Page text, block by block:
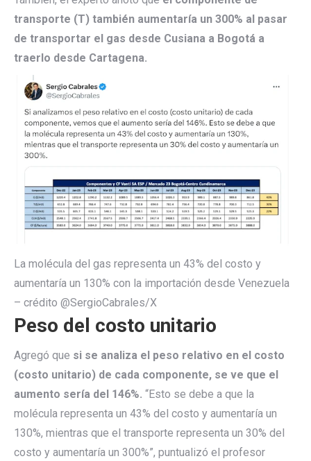
transporte (T) también aumentaría un 300% al pasar
de transportar el gas desde Cusiana a Bogotá a
traerlo desde Cartagena.
La molécula del gas representa un 43% del costo y
aumentaría un 130% con la importación desde Venezuela
– crédito @SergioCabrales/X
Peso del costo unitario
Agregó que si se analiza el peso relativo en el costo
(costo unitario) de cada componente, se ve que el
aumento sería del 146%. “Esto se debe a que la
molécula representa un 43% del costo y aumentaría un
130%, mientras que el transporte representa un 30% del
costo y aumentaría un 300%”, puntualizó el profesor